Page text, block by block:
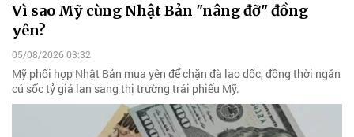
Vì sao Mỹ cùng Nhật Bản "nâng đỡ" đồng
yên?
05/08/2026 03:32
Mỹ phối hợp Nhật Bản mua yên để chặn đà lao dốc, đồng thời ngăn
cú sốc tỷ giá lan sang thị trường trái phiếu Mỹ.